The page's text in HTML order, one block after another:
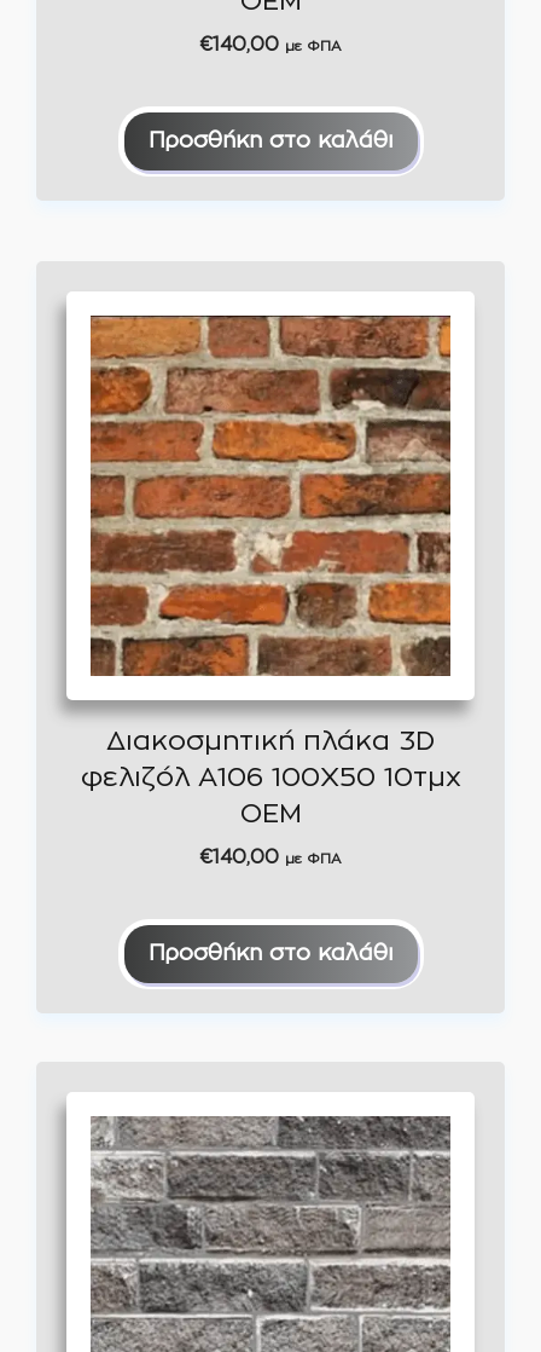
€140,00 με ΦΠΑ
Προσθήκη στο καλάθι
Διακοσμητική πλάκα 3D
φελιζόλ A106 100Χ50 10τμχ
OEM
€140,00 με ΦΠΑ
Προσθήκη στο καλάθι